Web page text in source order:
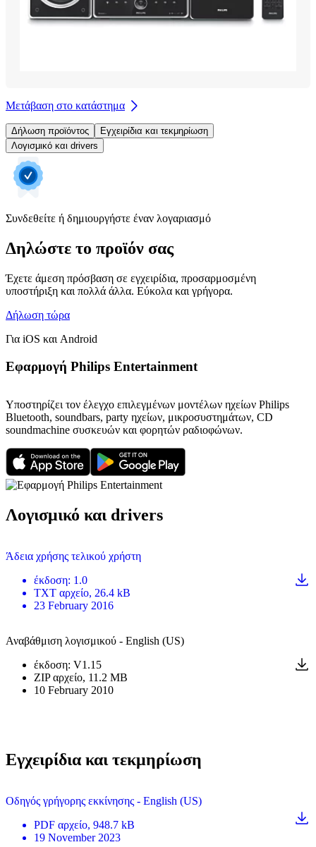
Μετάβαση στο κατάστημα
Δήλωση προϊόντος
Εγχειρίδια και τεκμηρίωση
Λογισμικό και drivers
Συνδεθείτε ή δημιουργήστε έναν λογαριασμό
Δηλώστε το προϊόν σας
Έχετε άμεση πρόσβαση σε εγχειρίδια, προσαρμοσμένη
υποστήριξη και πολλά άλλα. Εύκολα και γρήγορα.
Δήλωση τώρα
Για iOS και Android
Εφαρμογή Philips Entertainment
Υποστηρίζει τον έλεγχο επιλεγμένων μοντέλων ηχείων Philips
Bluetooth, soundbars, party ηχείων, μικροσυστημάτων, CD
soundmachine συσκευών και φορητών ραδιοφώνων.
Λογισμικό και drivers
Άδεια χρήσης τελικού χρήστη
έκδοση: 1.0
TXT αρχείο, 26.4 kB
23 February 2016
Αναβάθμιση λογισμικού - English (US)
έκδοση: V1.15
ZIP αρχείο, 11.2 MB
10 February 2010
Εγχειρίδια και τεκμηρίωση
Οδηγός γρήγορης εκκίνησης - English (US)
PDF αρχείο, 948.7 kB
19 November 2023